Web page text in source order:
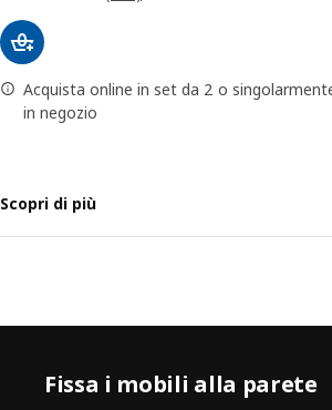
Acquista online in set da 2 o
in negozio
Scopri di più
Fissa i mobili alla parete